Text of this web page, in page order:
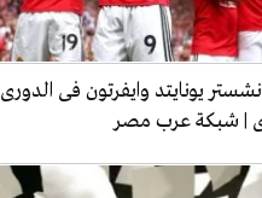
يونايتد وايفرتون فى الدورى
| شبكة عرب مصر